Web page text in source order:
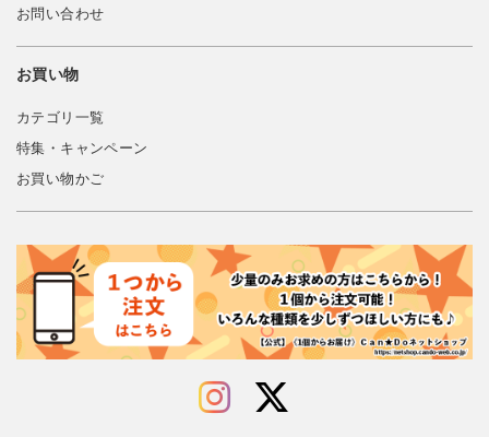
お問い合わせ
お買い物
カテゴリ一覧
特集・キャンペーン
お買い物かご